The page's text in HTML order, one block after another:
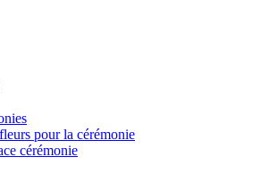
pour la cérémonie
cérémonie